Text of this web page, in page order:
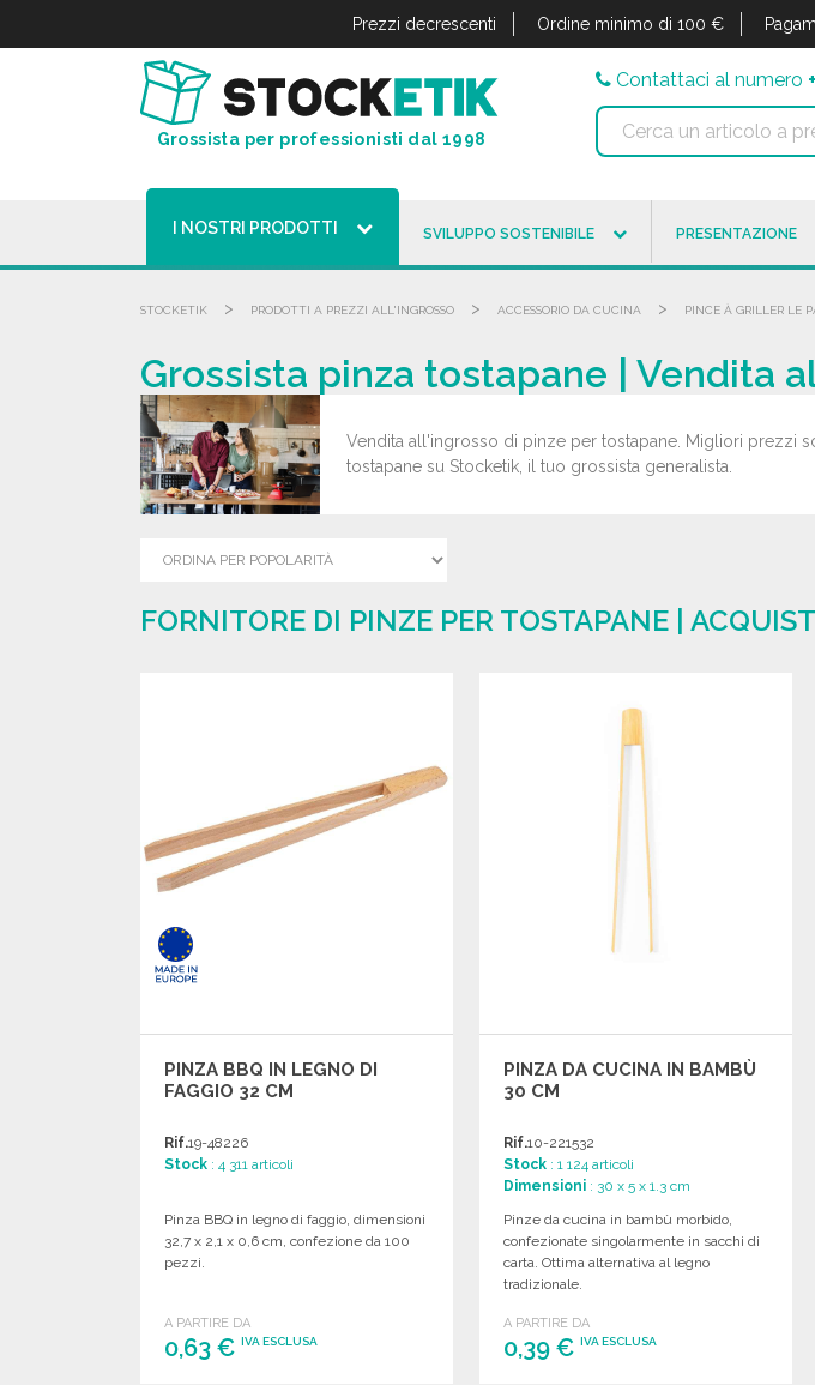
Prezzi decrescenti Ordine minimo di 100 €
Grossista per professionisti dal 1998
Contattaci al numero
I NOSTRI PRODOTTI SVILUPPO SOSTENIBILE PRESENTAZIONE
STOCKETIK > PRODOTTI A PREZZI ALL'INGROSSO > ACCESSORIO DA CUCINA > PINCE À GRILLER LE
Grossista pinza tostapane | Vendita
Vendita all'ingrosso di pinze per tostapane. Migliori prezzi
tostapane su Stocketik, il tuo grossista generalista.
FORNITORE DI PINZE PER TOSTAPANE |
PINZA BBQ IN LEGNO DI
FAGGIO 32 CM
Rif.19-48226
Stock : 4 311 articoli
Pinza BBQ in legno di faggio, dimensioni
32,7 x 2,1 x 0,6 cm, confezione da 100
pezzi.
A PARTIRE DA
0,63 € IVA ESCLUSA
PINZA DA CUCINA IN BAMBÙ
30 CM
Rif.10-221532
Stock : 1 124 articoli
Dimensioni : 30 x 5 x 1.3 cm
Pinze da cucina in bambù morbido,
confezionate singolarmente in sacchi di
carta. Ottima alternativa al legno
tradizionale.
A PARTIRE DA
0,39 €IVA ESCLUSA